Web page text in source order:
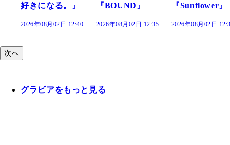
『BOUND』
2026年08月02日 12:35
『Sunflower』
2026年08月02日 12:30
だまり』
2026年08月02日
次へ
グラビアをもっと見る